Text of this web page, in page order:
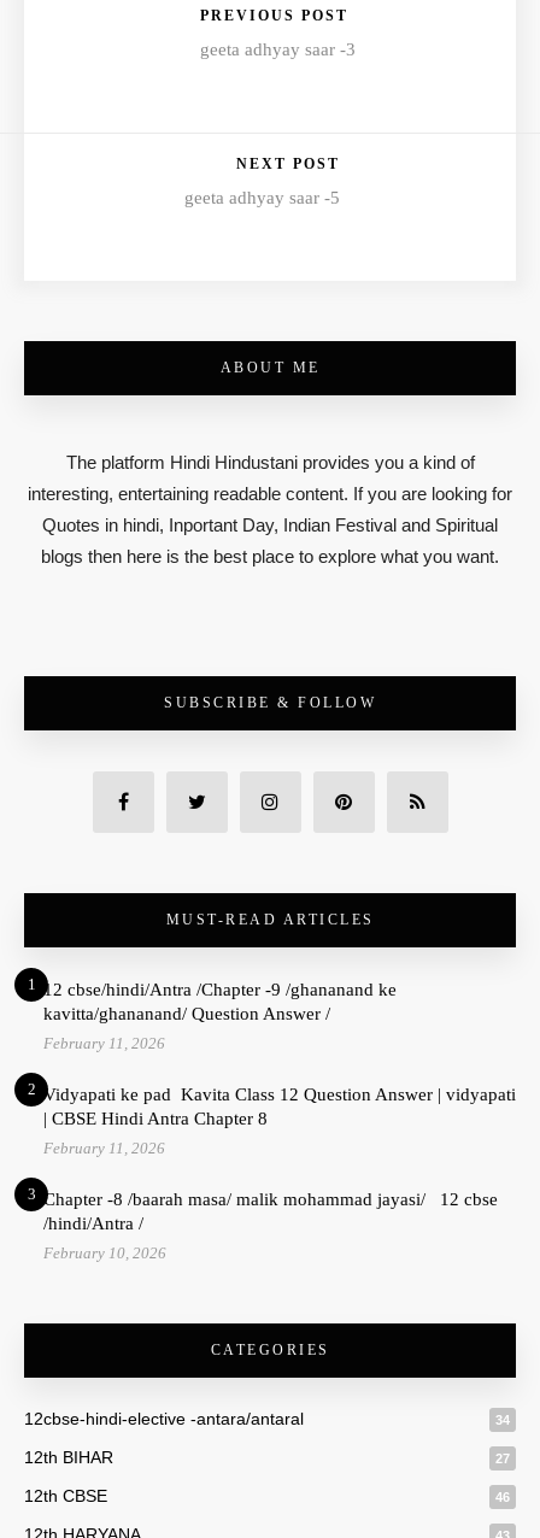
PREVIOUS POST
geeta adhyay saar -3
NEXT POST
geeta adhyay saar -5
ABOUT ME
The platform Hindi Hindustani provides you a kind of
interesting, entertaining readable content. If you are looking for
Quotes in hindi, Inportant Day, Indian Festival and Spiritual
blogs then here is the best place to explore what you want.
SUBSCRIBE & FOLLOW
MUST-READ ARTICLES
1 12 cbse/hindi/Antra /Chapter -9 /ghananand ke
kavitta/ghananand/ Question Answer /
February 11, 2026
2 Vidyapati ke pad Kavita Class 12 Question Answer | vidyapati
| CBSE Hindi Antra Chapter 8
February 11, 2026
3 Chapter -8 /baarah masa/ malik mohammad jayasi/ 12 cbse
/hindi/Antra /
February 10, 2026
CATEGORIES
12cbse-hindi-elective -antara/antaral 34
12th BIHAR 27
12th CBSE 46